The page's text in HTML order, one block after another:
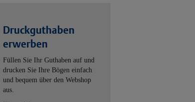
Druckguthaben
erwerben
Füllen Sie Ihr Guthaben auf und
drucken Sie Ihre Bögen einfach
und bequem über den Webshop
aus.